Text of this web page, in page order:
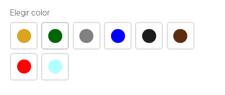
Elegir color